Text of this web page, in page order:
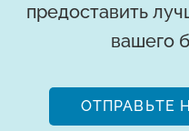
предоставить
вашего
ОТПРАВЬТЕ